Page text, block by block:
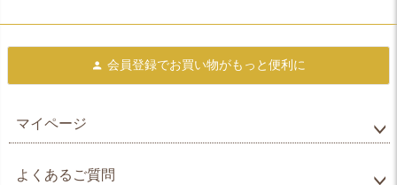
会員登録でお買い物がもっと便利に
マイページ
よくあるご質問